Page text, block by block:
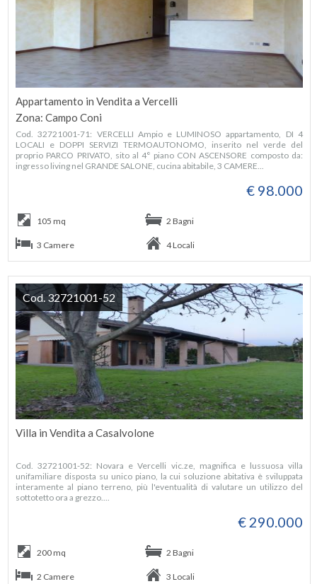
Appartamento in Vendita a Vercelli
Zona: Campo Coni
Cod. 32721001-71: VERCELLI Ampio e LUMINOSO appartamento, DI 4
LOCALI e DOPPI SERVIZI TERMOAUTONOMO, inserito nel verde del
proprio PARCO PRIVATO, sito al 4° piano CON ASCENSORE composto da:
ingresso living nel GRANDE SALONE, cucina abitabile, 3 CAMERE...
€ 98.000
105 mq 2 Bagni
3 Camere 4 Locali
Villa in Vendita a Casalvolone
Cod. 32721001-52: Novara e Vercelli vic.ze, magnifica e lussuosa villa
unifamiliare disposta su unico piano, la cui soluzione abitativa è sviluppata
interamente al piano terreno, più l'eventualità di valutare un utilizzo del
sottotetto ora a grezzo....
€ 290.000
Cod. 32721001-52
200 mq 2 Bagni
2 Camere 3 Locali